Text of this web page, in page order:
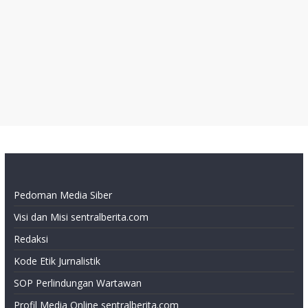
Pedoman Media Siber
Visi dan Misi sentralberita.com
Redaksi
Kode Etik Jurnalistik
SOP Perlindungan Wartawan
Profil Media Online sentralberita.com